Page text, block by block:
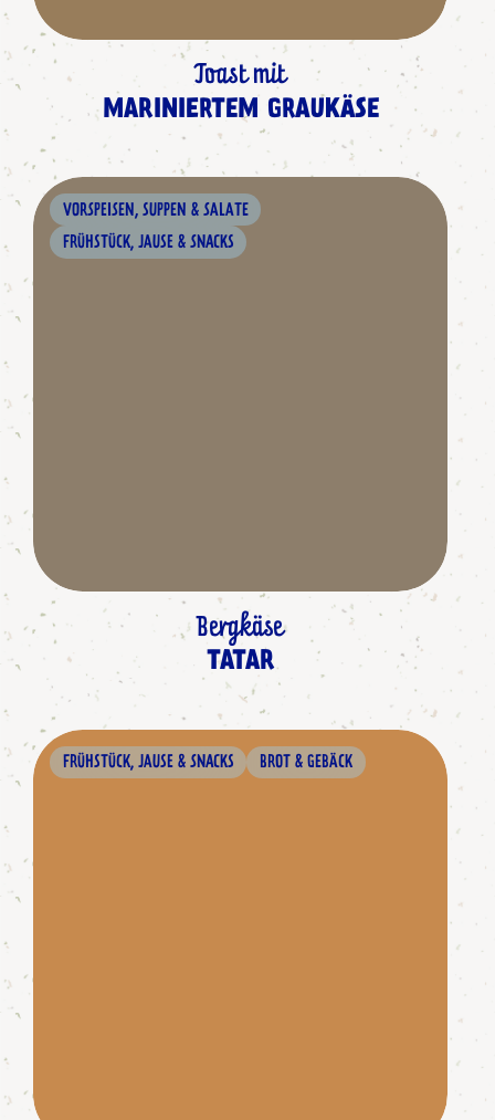
Toast mit
MARINIERTEM GRAUKÄSE
VORSPEISEN, SUPPEN & SALATE
FRÜHSTÜCK, JAUSE & SNACKS
Bergkäse
TATAR
FRÜHSTÜCK, JAUSE & SNACKS BROT & GEBÄCK